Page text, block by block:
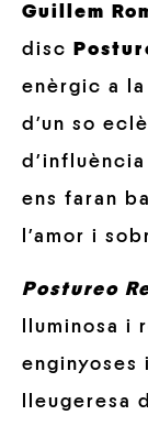
Guillem
disc
enèrgic a
d’un so
ens faran
l’amor i
Postureo
lluminosa i
enginyoses
lleugeresa